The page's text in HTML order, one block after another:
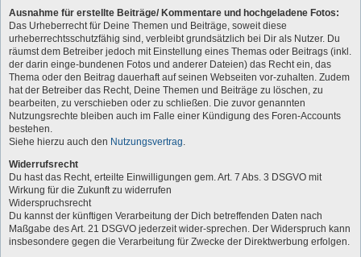
Ausnahme für erstellte Beiträge/ Kommentare und hochgeladene Fotos:
Das Urheberrecht für Deine Themen und Beiträge, soweit diese
urheberrechtsschutzfähig sind, verbleibt grundsätzlich bei Dir als Nutzer. Du
räumst dem Betreiber jedoch mit Einstellung eines Themas oder Beitrags (inkl.
der darin einge-bundenen Fotos und anderer Dateien) das Recht ein, das
Thema oder den Beitrag dauerhaft auf seinen Webseiten vor-zuhalten. Zudem
hat der Betreiber das Recht, Deine Themen und Beiträge zu löschen, zu
bearbeiten, zu verschieben oder zu schließen. Die zuvor genannten
Nutzungsrechte bleiben auch im Falle einer Kündigung des Foren-Accounts
bestehen.
Siehe hierzu auch den Nutzungsvertrag
Widerrufsrecht
Du hast das Recht, erteilte Einwilligungen gem. Art. 7 Abs. 3 DSGVO mit
Wirkung für die Zukunft zu widerrufen
Widerspruchsrecht
Du kannst der künftigen Verarbeitung der Dich betreffenden Daten nach
Maßgabe des Art. 21 DSGVO jederzeit wider-sprechen. Der Widerspruch kann
insbesondere gegen die Verarbeitung für Zwecke der Direktwerbung erfolgen.